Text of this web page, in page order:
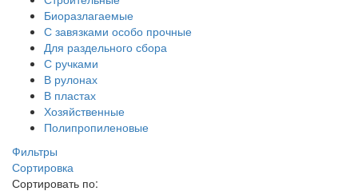
Биоразлагаемые
С завязками особо прочные
Для раздельного сбора
С ручками
В рулонах
В пластах
Хозяйственные
Полипропиленовые
Фильтры
Сортировка
Сортировать по: